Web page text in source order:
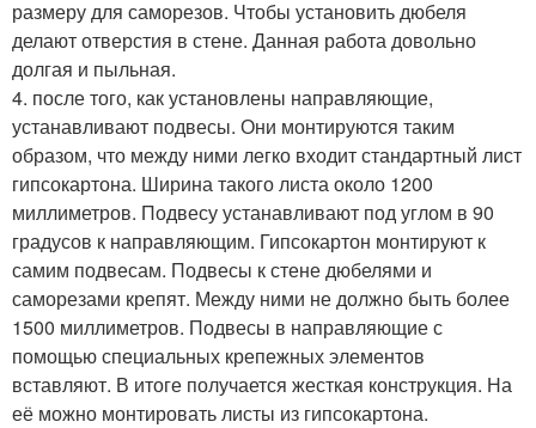
размеру для саморезов. Чтобы установить дюбеля
делают отверстия в стене. Данная работа довольно
долгая и пыльная.
4. после того, как установлены направляющие,
устанавливают подвесы. Они монтируются таким
образом, что между ними легко входит стандартный лист
гипсокартона. Ширина такого листа около 1200
миллиметров. Подвесу устанавливают под углом в 90
градусов к направляющим. Гипсокартон монтируют к
самим подвесам. Подвесы к стене дюбелями и
саморезами крепят. Между ними не должно быть более
1500 миллиметров. Подвесы в направляющие с
помощью специальных крепежных элементов
вставляют. В итоге получается жесткая конструкция. На
её можно монтировать листы из гипсокартона.